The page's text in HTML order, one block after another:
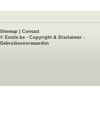
Sitemap
Contact
© Exsite.be - Copyright & Disclaimer -
Gebruiksvoorwaarden